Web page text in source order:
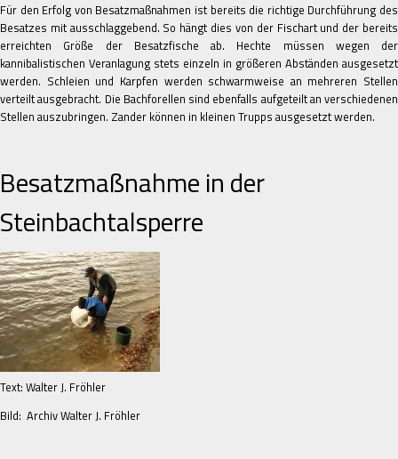
Für den Erfolg von Besatzmaßnahmen ist bereits die richtige Durchführung des
Besatzes mit ausschlaggebend. So hängt dies von der Fischart und der bereits
erreichten Größe der Besatzfische ab. Hechte müssen wegen der
kannibalistischen Veranlagung stets einzeln in größeren Abständen ausgesetzt
werden. Schleien und Karpfen werden schwarmweise an mehreren Stellen
verteilt ausgebracht. Die Bachforellen sind ebenfalls aufgeteilt an verschiedenen
Stellen auszubringen. Zander können in kleinen Trupps ausgesetzt werden.
Besatzmaßnahme in der
Steinbachtalsperre
Text: Walter J. Fröhler
Bild: Archiv Walter J. Fröhler